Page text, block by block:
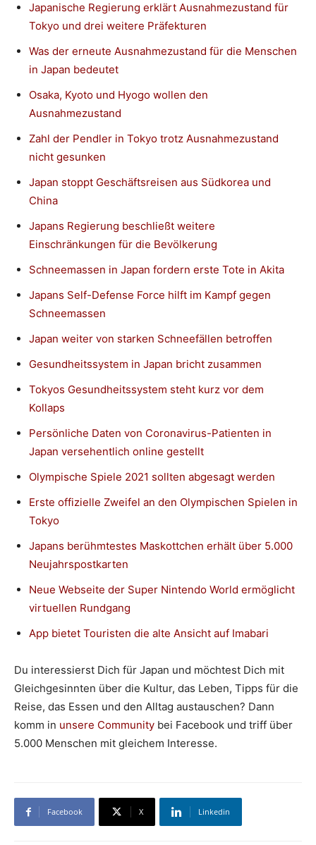
Japanische Regierung erklärt Ausnahmezustand für
Tokyo und drei weitere Präfekturen
Was der erneute Ausnahmezustand für die Menschen
in Japan bedeutet
Osaka, Kyoto und Hyogo wollen den
Ausnahmezustand
Zahl der Pendler in Tokyo trotz Ausnahmezustand
nicht gesunken
Japan stoppt Geschäftsreisen aus Südkorea und
China
Japans Regierung beschließt weitere
Einschränkungen für die Bevölkerung
Schneemassen in Japan fordern erste Tote in Akita
Japans Self-Defense Force hilft im Kampf gegen
Schneemassen
Japan weiter von starken Schneefällen betroffen
Gesundheitssystem in Japan bricht zusammen
Tokyos Gesundheitssystem steht kurz vor dem
Kollaps
Persönliche Daten von Coronavirus-Patienten in
Japan versehentlich online gestellt
Olympische Spiele 2021 sollten abgesagt werden
Erste offizielle Zweifel an den Olympischen Spielen in
Tokyo
Japans berühmtestes Maskottchen erhält über 5.000
Neujahrspostkarten
Neue Webseite der Super Nintendo World ermöglicht
virtuellen Rundgang
App bietet Touristen die alte Ansicht auf Imabari
Du interessierst Dich für Japan und möchtest Dich mit
Gleichgesinnten über die Kultur, das Leben, Tipps für die
Reise, das Essen und den Alltag austauschen? Dann
komm in unsere Community bei Facebook und triff über
5.000 Menschen mit gleichem Interesse.
Facebook X Linkedin